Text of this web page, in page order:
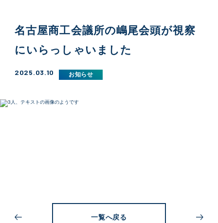
名古屋商工会議所の嶋尾会頭が視察
にいらっしゃいました
2025.03.10 お知らせ
一覧へ戻る